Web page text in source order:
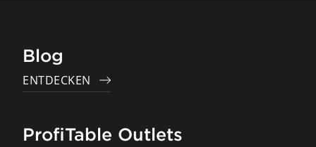
Blog
ENTDECKEN
ProfiTable Outlets